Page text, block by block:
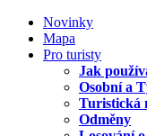
Novinky
Mapa
Pro turisty
Jak
Osobní a
Turistická
Odměny